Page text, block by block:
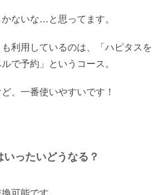
ないな…と思ってます。
利用しているのは、「ハピタスを
で予約」というコース。
、一番使いやすいです！
ったいどうなる？